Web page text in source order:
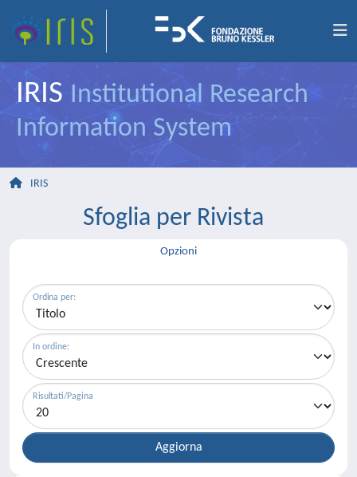
IRIS Institutional Research
Information System
IRIS
Sfoglia per Rivista
Opzioni
Ordina per:
In ordine:
Risultati/Pagina